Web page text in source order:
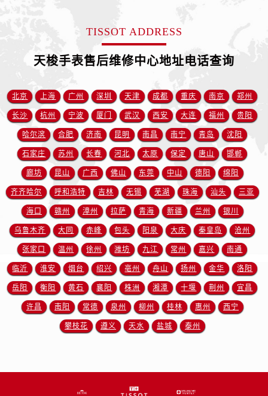
TISSOT ADDRESS
天梭手表售后维修中心地址电话查询
北京 上海 广州 深圳 天津 成都 重庆 南京 郑州
长沙 杭州 宁波 厦门 武汉 西安 大连 福州 贵阳
哈尔滨 合肥 济南 昆明 南昌 南宁 青岛 沈阳
石家庄 苏州 长春 河北 太原 保定 唐山 邯郸
廊坊 昆山 广西 佛山 东莞 中山 德阳 绵阳
齐齐哈尔 呼和浩特 吉林 无锡 芜湖 珠海 汕头 三亚
海口 赣州 漳州 拉萨 青海 新疆 兰州 银川
乌鲁木齐 大同 赤峰 包头 阳泉 大庆 秦皇岛 沧州
张家口 温州 徐州 潍坊 九江 常州 嘉兴 南通
临沂 淮安 烟台 绍兴 亳州 舟山 扬州 金华 洛阳
岳阳 衡阳 黄石 襄阳 株洲 湘潭 十堰 荆州 宜昌
许昌 南阳 常德 泉州 柳州 桂林 惠州 西宁
攀枝花 遵义 天水 盐城 泰州